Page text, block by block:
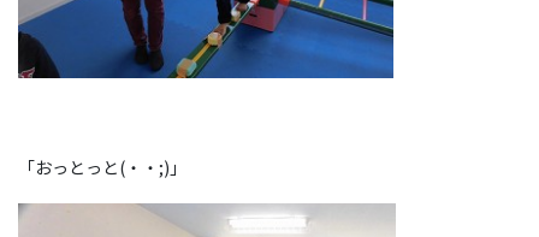
「おっとっと(・・;)」